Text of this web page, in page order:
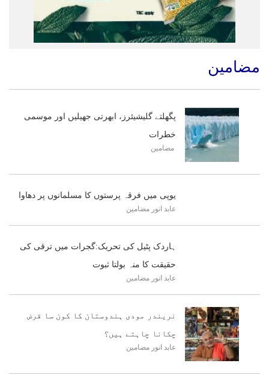
مضامین
پگھلتے گلیشیئرز، ابھرتی جھیلیں اور موسمی
خطرات
مضامین
یوپی میں فرقہ پرستوں کا مسلمانوں پر دھاوا
عابد انور مضامین
ہاردک پٹیل کی تحریک:گجرات میں ترقی کی
حقیقت کا منہ بولتا ثبوت
عابد انور مضامین
نریندر مودی ہندوستان کا کون سا قرض
چکانا چاہتے ہیں؟
عابد انور مضامین